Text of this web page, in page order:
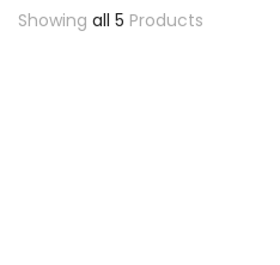
Showing all 5 Products